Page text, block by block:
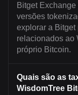
Bitget
versões
explorar a Bitget
relacionados ao
próprio Bitcoin.
Quais são as
WisdomTree